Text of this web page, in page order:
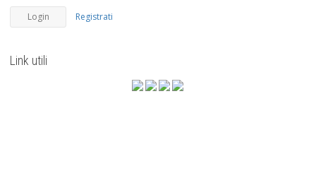
Registrati
Link utili